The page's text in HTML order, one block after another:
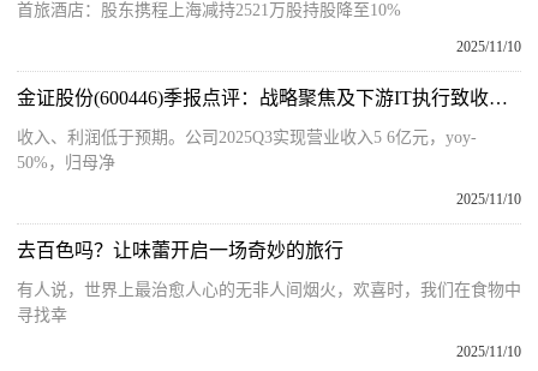
首旅酒店：股东携程上海减持2521万股持股降至10%
2025/11/10
金证股份(600446)季报点评：战略聚焦及下游IT执行致收入短期承压_视点
收入、利润低于预期。公司2025Q3实现营业收入5 6亿元，yoy-
50%，归母净
2025/11/10
去百色吗？让味蕾开启一场奇妙的旅行
有人说，世界上最治愈人心的无非人间烟火，欢喜时，我们在食物中
寻找幸
2025/11/10